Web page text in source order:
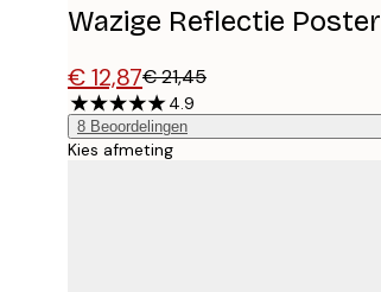
Wazige Reflectie Poster
€ 12,87€ 21,45
4.9
8 Beoordelingen
Kies afmeting